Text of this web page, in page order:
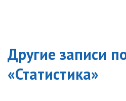
Другие записи
«Статистика»